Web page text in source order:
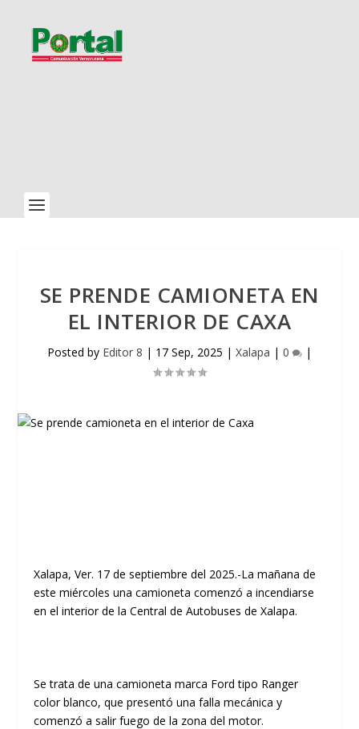
SE PRENDE CAMIONETA EN
EL INTERIOR DE CAXA
Posted by Editor 8 | 17 Sep, 2025 | Xalapa | 0 |
Xalapa, Ver. 17 de septiembre del 2025.-La mañana de
este miércoles una camioneta comenzó a incendiarse
en el interior de la Central de Autobuses de Xalapa.
Se trata de una camioneta marca Ford tipo Ranger
color blanco, que presentó una falla mecánica y
comenzó a salir fuego de la zona del motor.